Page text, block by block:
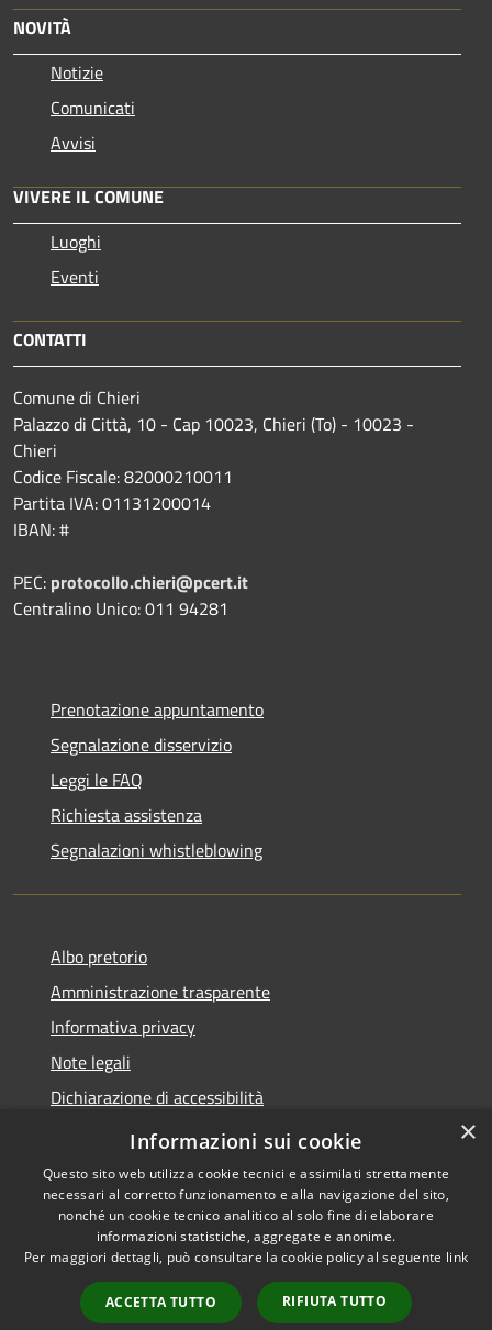
NOVITÀ
Notizie
Comunicati
Avvisi
VIVERE IL COMUNE
Luoghi
Eventi
CONTATTI
Comune di Chieri
Palazzo di Città, 10 - Cap 10023, Chieri (To) - 10023 -
Chieri
Codice Fiscale: 82000210011
Partita IVA: 01131200014
IBAN: #
PEC: protocollo.chieri@pcert.it
Centralino Unico: 011 94281
Prenotazione appuntamento
Segnalazione disservizio
Leggi le FAQ
Richiesta assistenza
Segnalazioni whistleblowing
Albo pretorio
Amministrazione trasparente
Informativa privacy
Note legali
Dichiarazione di accessibilità
Meccanismo di Feedback
Accessibilità
Copyright © 2026 • Comune di
Chieri • Powered by
Municipium•
Accesso
redazione
×
Informazioni sui cookie
Questo sito web utilizza cookie tecnici e assimilati strettamente
necessari al corretto funzionamento e alla navigazione del sito,
nonché un cookie tecnico analitico al solo fine di elaborare
informazioni statistiche, aggregate e anonime.
Per maggiori dettagli, può consultare la cookie policy al seguente link
ACCETTA TUTTO RIFIUTA TUTTO